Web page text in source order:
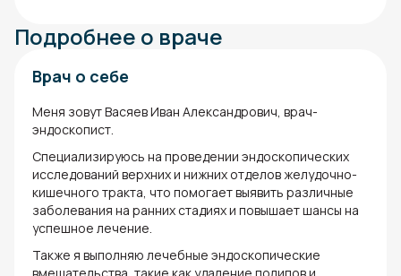
Подробнее о враче
Врач о себе
Меня зовут Васяев Иван Александрович, врач-
эндоскопист.
Специализируюсь на проведении эндоскопических
исследований верхних и нижних отделов желудочно-
кишечного тракта, что помогает выявить различные
заболевания на ранних стадиях и повышает шансы на
успешное лечение.
Также я выполняю лечебные эндоскопические